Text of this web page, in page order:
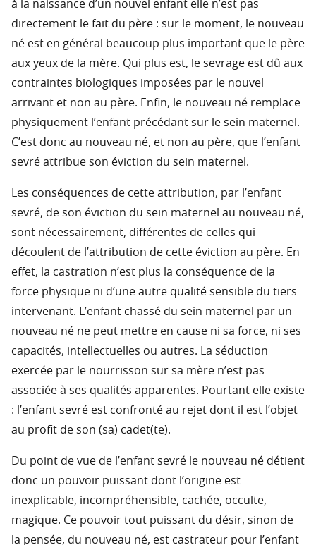
à la naissance d’un nouvel enfant elle n’est pas
directement le fait du père : sur le moment, le nouveau
né est en général beaucoup plus important que le père
aux yeux de la mère. Qui plus est, le sevrage est dû aux
contraintes biologiques imposées par le nouvel
arrivant et non au père. Enfin, le nouveau né remplace
physiquement l’enfant précédant sur le sein maternel.
C’est donc au nouveau né, et non au père, que l’enfant
sevré attribue son éviction du sein maternel.
Les conséquences de cette attribution, par l’enfant
sevré, de son éviction du sein maternel au nouveau né,
sont nécessairement, différentes de celles qui
découlent de l’attribution de cette éviction au père. En
effet, la castration n’est plus la conséquence de la
force physique ni d’une autre qualité sensible du tiers
intervenant. L’enfant chassé du sein maternel par un
nouveau né ne peut mettre en cause ni sa force, ni ses
capacités, intellectuelles ou autres. La séduction
exercée par le nourrisson sur sa mère n’est pas
associée à ses qualités apparentes. Pourtant elle existe
: l’enfant sevré est confronté au rejet dont il est l’objet
au profit de son (sa) cadet(te).
Du point de vue de l’enfant sevré le nouveau né détient
donc un pouvoir puissant dont l’origine est
inexplicable, incompréhensible, cachée, occulte,
magique. Ce pouvoir tout puissant du désir, sinon de
la pensée, du nouveau né, est castrateur pour l’enfant